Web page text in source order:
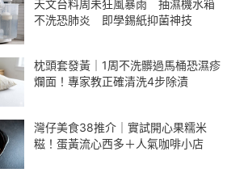
天文台料周未狂風暴雨 抽濕機水箱
不洗恐肺炎 即學錫紙抑菌神技
枕頭套發黃｜1周不洗髒過馬桶恐濕疹
爛面！專家教正確清洗4步除漬
灣仔美食38推介｜實試開心果糯米
糍！蛋黃流心西多＋人氣咖啡小店